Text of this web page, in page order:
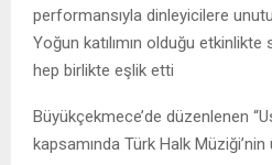
performansıyla dinleyicilere
Yoğun katılımın olduğu
hep birlikte eşlik etti
Büyükçekmece’de düzenlenen
kapsamında Türk Halk